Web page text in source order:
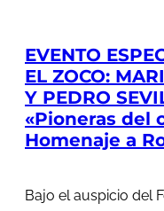
EVENTO
EL ZOCO:
Y PEDRO
«Pioneras del
Homenaje a
Bajo el auspicio del